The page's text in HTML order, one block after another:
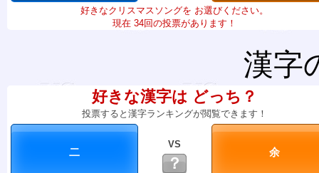
好きなクリスマスソングを お選びください。
現在 34回の投票があります！
漢字
好きな漢字は どっち？
投票すると漢字ランキングが閲覧できます！
VS
？